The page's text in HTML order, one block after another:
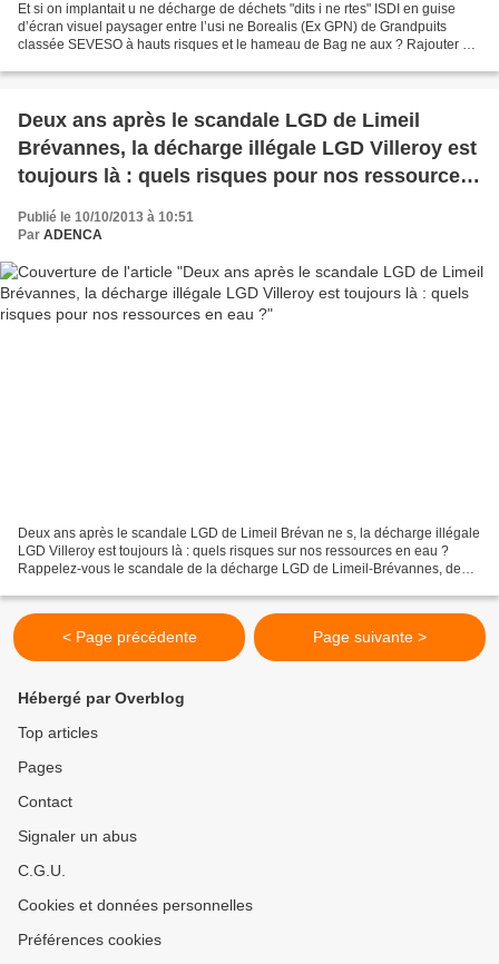
Et si on implantait u ne décharge de déchets "dits i ne rtes" ISDI en guise
d’écran visuel paysager entre l’usi ne Borealis (Ex GPN) de Grandpuits
classée SEVESO à hauts risques et le hameau de Bag ne aux ? Rajouter de
Deux ans après le scandale LGD de Limeil
Brévannes, la décharge illégale LGD Villeroy est
toujours là : quels risques pour nos ressources
en eau ?
Publié le 10/10/2013 à 10:51
Par ADENCA
Deux ans après le scandale LGD de Limeil Brévan ne s, la décharge illégale
LGD Villeroy est toujours là : quels risques sur nos ressources en eau ?
Rappelez-vous le scandale de la décharge LGD de Limeil-Brévannes, de
< Page précédente Page suivante >
Hébergé par Overblog
Top articles
Pages
Contact
Signaler un abus
C.G.U.
Cookies et données personnelles
Préférences cookies